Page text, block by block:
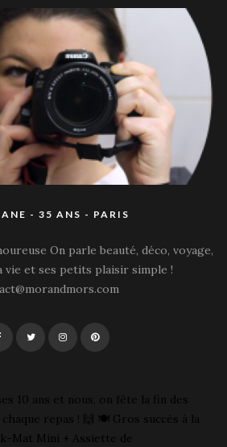
- 35 ANS - PARIS
On parle beauté, déco, voyage,
vie et ses petits plaisir simple !